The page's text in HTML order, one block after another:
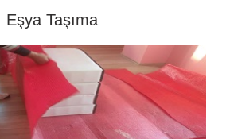
Eşya Taşıma